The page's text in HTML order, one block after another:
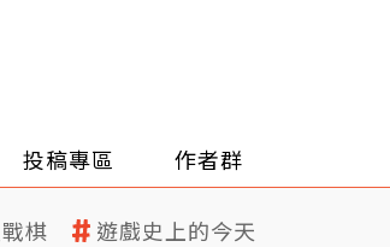
投稿專區 作者群
棋 遊戲史上的今天